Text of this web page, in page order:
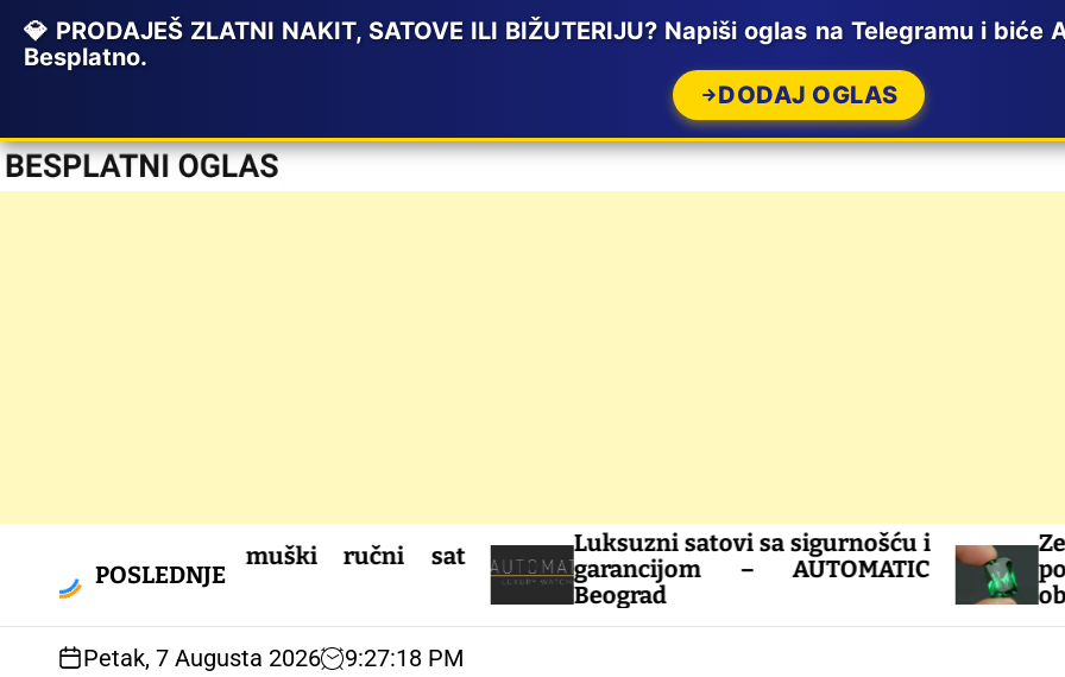
💎 PRODAJEŠ ZLATNI NAKIT, SATOVE ILI BIŽUTERIJU? Napiši oglas na Telegramu i
Besplatno.
DODAJ OGLAS
POSLEDNJE
muški ručni sat
Luksuzni satovi sa sigurnošću i
garancijom – AUTOMATIC
Zeleni
ponudi
oblika, cena
karataze, u
Petak, 7 Augusta 2026 9:27:19 PM